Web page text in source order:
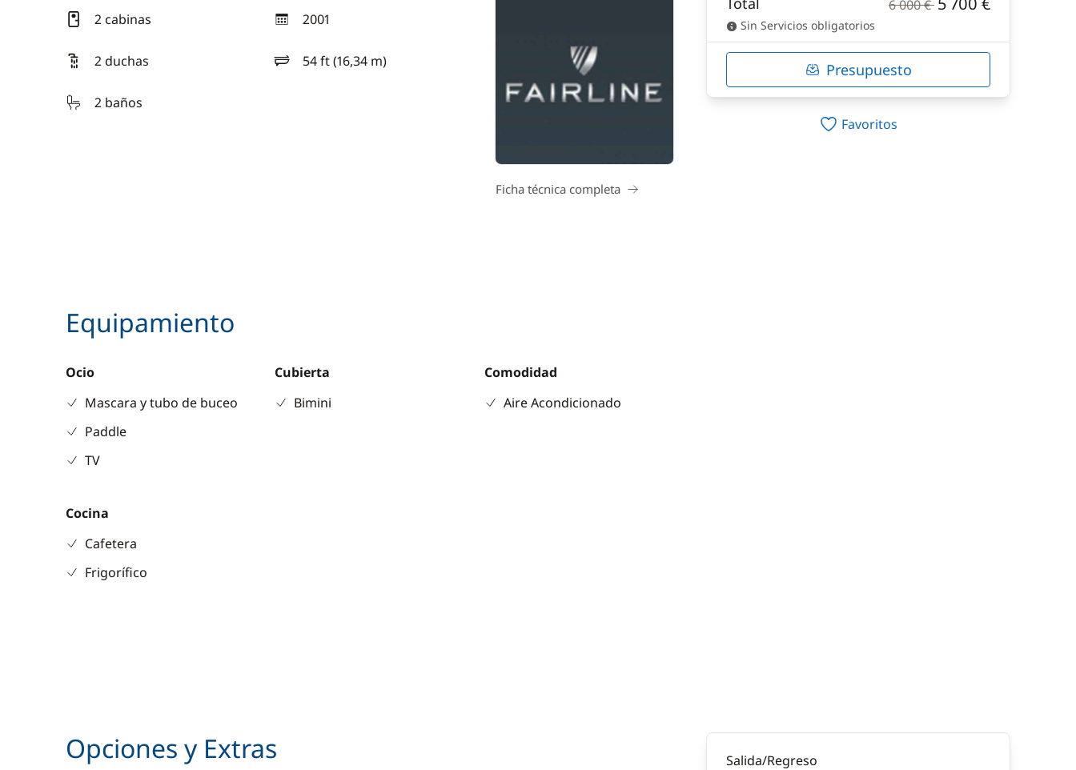
2 cabinas 2001
año
2 duchas
54 ft (16,34 m)
eslora
2 baños
Ficha técnica completa
Equipamiento
Ocio
Mascara y tubo de buceo
Paddle
TV
Cubierta
Bimini
Comodidad
Aire Acondicionado
Cocina
Cafetera
Frigorífico
6 000 €
Sin Servicios obligatorios
Presupuesto
Favoritos
Opciones y Extras Salida/Regreso